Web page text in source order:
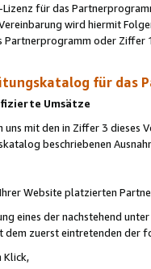
für das
wird hiermit
oder
für das
Umsätze
uns mit den in Ziffer 3
beschriebenen
Website platzierten
eines der nachstehend
zuerst eintretenden der
Klick,